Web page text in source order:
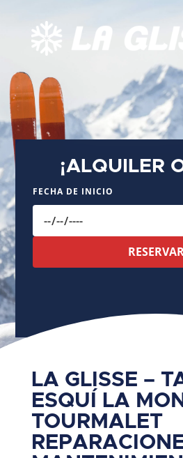
¡ALQUILER
FECHA DE INICIO
LA GLISSE –
ESQUÍ LA
TOURMALET